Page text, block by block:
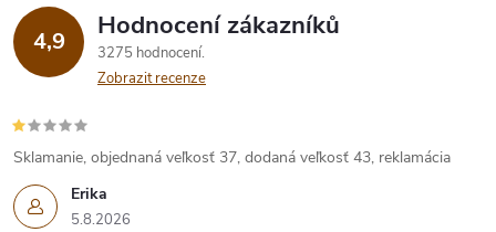
4,9 Hodnocení zákazníků
3275 hodnocení
Zobrazit recenze
Erika
5.8.2026
Sklamanie, objednaná veľkosť 37, dodaná veľkosť 43, reklamácia